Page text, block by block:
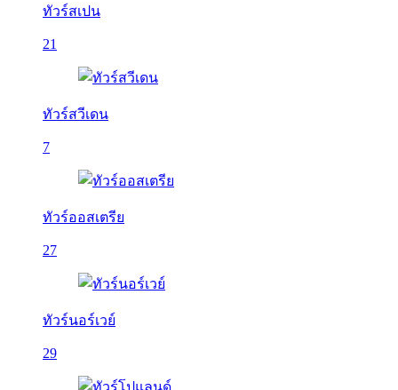
ทัวร์สเปน
21
ทัวร์สวีเดน
7
ทัวร์ออสเตรีย
27
ทัวร์นอร์เวย์
29